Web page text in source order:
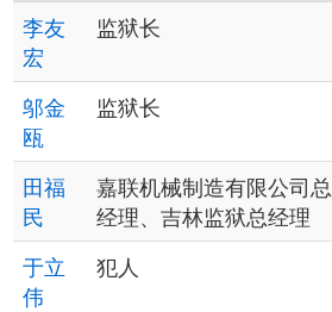
李友
宏
监狱长
邬金
瓯
监狱长
田福
民
嘉联机械制造有限公司总
经理、吉林监狱总经理
于立
伟
犯人